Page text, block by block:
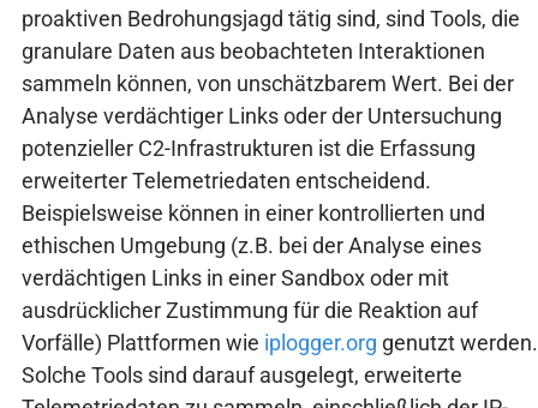
proaktiven Bedrohungsjagd tätig sind, sind Tools, die
granulare Daten aus beobachteten Interaktionen
sammeln können, von unschätzbarem Wert. Bei der
Analyse verdächtiger Links oder der Untersuchung
potenzieller C2-Infrastrukturen ist die Erfassung
erweiterter Telemetriedaten entscheidend.
Beispielsweise können in einer kontrollierten und
ethischen Umgebung (z.B. bei der Analyse eines
verdächtigen Links in einer Sandbox oder mit
ausdrücklicher Zustimmung für die Reaktion auf
Vorfälle) Plattformen wie iplogger.org genutzt werden.
Solche Tools sind darauf ausgelegt, erweiterte